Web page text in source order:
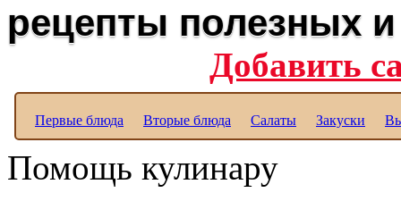
рецепты полезных
Добавить
Первые блюда Вторые блюда Салаты Закуски
Помощь кулинару